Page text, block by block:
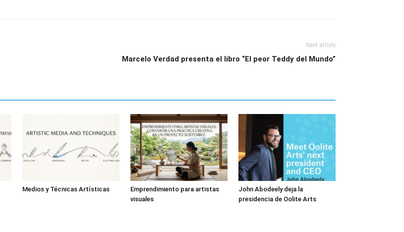
Next article
Marcelo Verdad presenta el libro “El peor Teddy del Mundo”
Medios y Técnicas Artísticas
Emprendimiento para artistas
visuales
John Abodeely deja la
presidencia de Oolite Arts